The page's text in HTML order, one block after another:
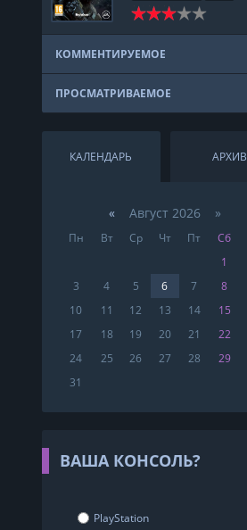
КОММЕНТИРУЕМОЕ
ПРОСМАТРИВАЕМОЕ
КАЛЕНДАРЬ АРХИВ
« Август 2026 »
Пн Вт Ср Чт Пт Сб
1
3
4 5 6 7 8
10
11 12 13 14 15
17
18 19 20 21 22
24
25 26 27 28 29
31
ВАША КОНСОЛЬ?
PlayStation